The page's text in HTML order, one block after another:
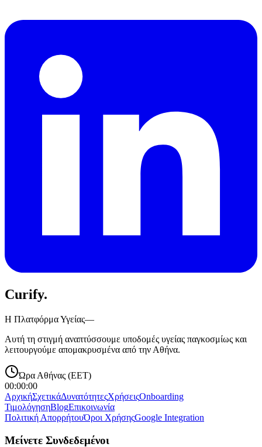
Curify.
Η Πλατφόρμα Υγείας—
Αυτή τη στιγμή αναπτύσσουμε υποδομές υγείας παγκοσμίως και
λειτουργούμε απομακρυσμένα από την Αθήνα.
Ώρα Αθήνας (EET)
00:00:00
ΑρχικήΣχετικάΔυνατότητεςΧρήσειςOnboarding
ΤιμολόγησηBlogΕπικοινωνία
Πολιτική ΑπορρήτουΌροι ΧρήσηςGoogle Integration
Μείνετε Συνδεδεμένοι